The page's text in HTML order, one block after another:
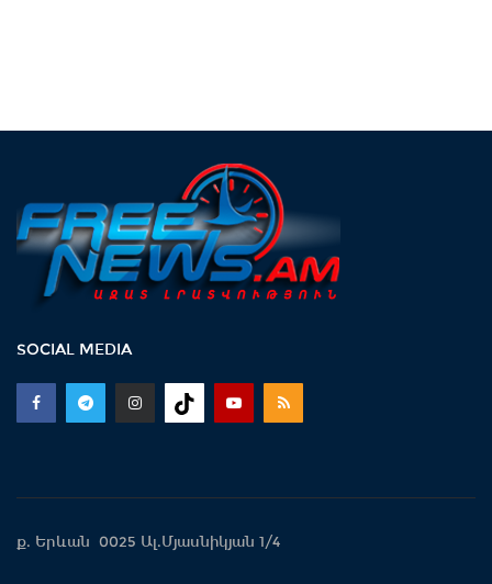
SOCIAL MEDIA
ք. Երևան 0025 Ալ.Մյասնիկյան 1/4